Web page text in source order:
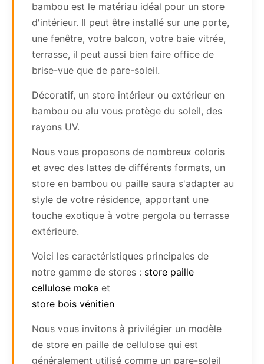
bambou est le matériau idéal pour un store
d'intérieur. Il peut être installé sur une porte,
une fenêtre, votre balcon, votre baie vitrée,
terrasse, il peut aussi bien faire office de
brise-vue que de pare-soleil.
Décoratif, un store intérieur ou extérieur en
bambou ou alu vous protège du soleil, des
rayons UV.
Nous vous proposons de nombreux coloris
et avec des lattes de différents formats, un
store en bambou ou paille saura s'adapter au
style de votre résidence, apportant une
touche exotique à votre pergola ou terrasse
extérieure.
Voici les caractéristiques principales de
notre gamme de stores : store paille
cellulose moka et
store bois vénitien
Nous vous invitons à privilégier un modèle
de store en paille de cellulose qui est
généralement utilisé comme un pare-soleil